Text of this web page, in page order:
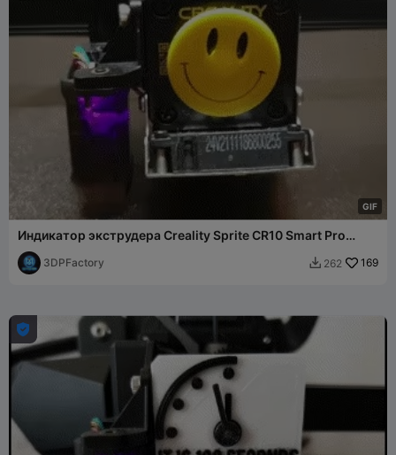
GIF
Индикатор экструдера Creality Sprite CR10 Smart Pro
Ender 3 S1
3DPFactory  262 169
